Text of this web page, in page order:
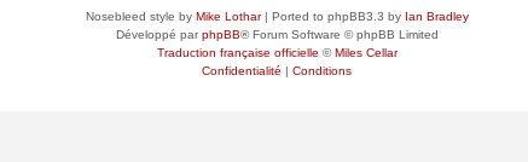
Nosebleed style by Mike Lothar| Ported to phpBB3.3 by Ian Bradley
Développé parphpBB® Forum Software © phpBB Limited
Traduction française officielle ©Miles Cellar
Confidentialité | Conditions